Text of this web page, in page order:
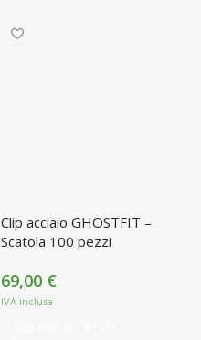
Clip acciaio GHOSTFIT –
Scatola 100 pezzi
69,00 €